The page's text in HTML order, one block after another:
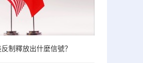
制釋放出什麼信號？